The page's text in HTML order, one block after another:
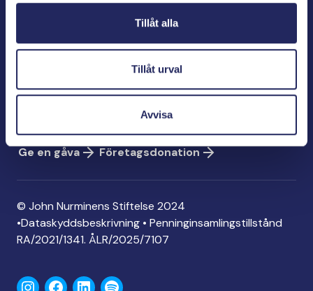
Tillåt alla
Tillåt urval
Avvisa
00240 Helsingfors
Kontaktinformation
Ge en gåva
Ge en gåva
Företagsdonation
© John Nurminens Stiftelse 2024
•Dataskyddsbeskrivning • Penninginsamlingstillstånd
RA/2021/1341. ÅLR/2025/7107